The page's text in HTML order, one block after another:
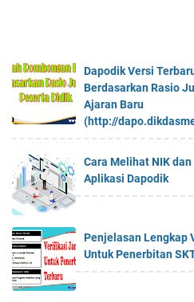
Dapodik Versi
Berdasarkan Rasio
Ajaran Baru
(http://
Cara Melihat NIK
Aplikasi Dapodik
Penjelasan Lengkap
Untuk Penerbitan